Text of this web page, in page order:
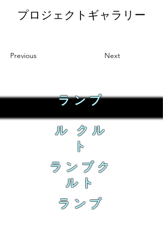
プロジェクトギャラリー
Previous Next
ランブ
ル クル
ト
ランブク
ルト
ランブ